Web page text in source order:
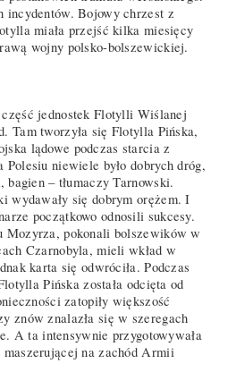
incydentów. Bojowy chrzest z
miała przejść kilka miesięcy
wojny polsko-bolszewickiej.
jednostek Flotylli Wiślanej
Tam tworzyła się Flotylla Pińska,
lądowe podczas starcia z
Polesiu niewiele było dobrych dróg,
– tłumaczy Tarnowski.
wydawały się dobrym orężem. I
początkowo odnosili sukcesy.
Mozyrza, pokonali bolszewików w
Czarnobyla, mieli wkład w
karta się odwróciła. Podczas
Pińska została odcięta od
zatopiły większość
znów znalazła się w szeregach
A ta intensywnie przygotowywała
na zachód Armii